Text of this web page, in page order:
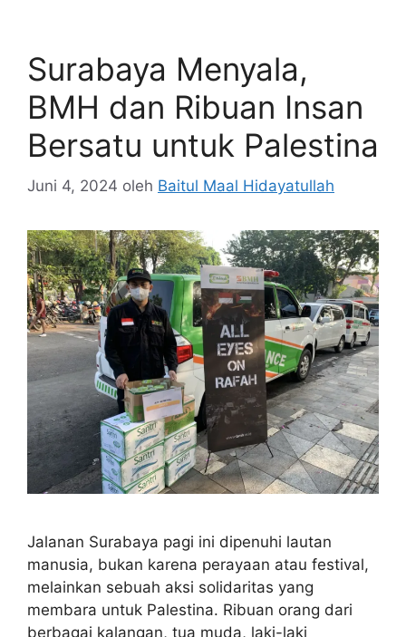
Surabaya Menyala,
BMH dan Ribuan Insan
Bersatu untuk Palestina
Juni 4, 2024 oleh Baitul Maal Hidayatullah
Jalanan Surabaya pagi ini dipenuhi lautan
manusia, bukan karena perayaan atau festival,
melainkan sebuah aksi solidaritas yang
membara untuk Palestina. Ribuan orang dari
berbagai kalangan, tua muda, laki-laki